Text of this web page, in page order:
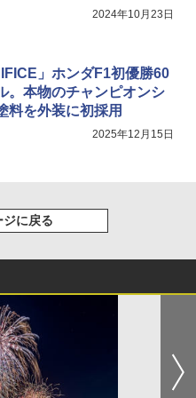
2024年10月23日
」ホンダF1初優勝60
。本物のチャンピオンシ
料を外装に初採用
2025年12月15日
ジに戻る